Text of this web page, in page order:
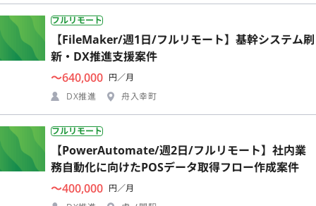
フルリモート
【FileMaker/週1日/フルリモート】基幹システム刷
新・DX推進支援案件
〜640,000 円／月
DX推進
舟入幸町
フルリモート
【PowerAutomate/週2日/フルリモート】社内業
務自動化に向けたPOSデータ取得フロー作成案件
〜400,000 円／月